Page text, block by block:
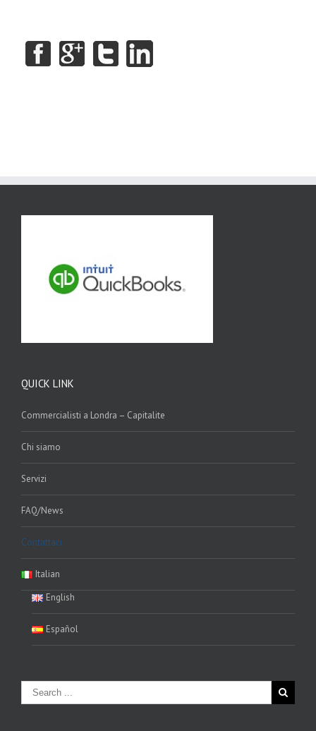
QUICK LINK
Commercialisti a Londra – Capitalite
Chi siamo
Servizi
FAQ/News
Contattaci
Italian
English
Español